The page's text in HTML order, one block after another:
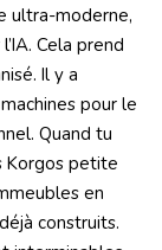
ultra-moderne,
Cela prend
Il y a
pour le
Quand tu
Korgos petite
en
construits.